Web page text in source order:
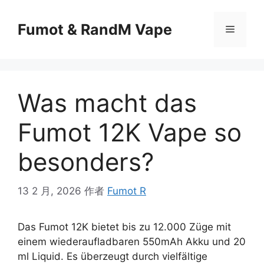
Fumot & RandM Vape
Was macht das
Fumot 12K Vape so
besonders?
13 2 月, 2026 作者 Fumot R
Das Fumot 12K bietet bis zu 12.000 Züge mit
einem wiederaufladbaren 550mAh Akku und 20
ml Liquid. Es überzeugt durch vielfältige